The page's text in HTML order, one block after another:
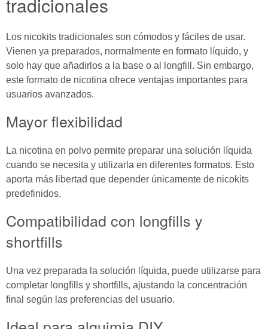
Los nicokits tradicionales son cómodos y fáciles de usar.
Vienen ya preparados, normalmente en formato líquido, y
solo hay que añadirlos a la base o al longfill. Sin embargo,
este formato de nicotina ofrece ventajas importantes para
usuarios avanzados.
Mayor flexibilidad
La nicotina en polvo permite preparar una solución líquida
cuando se necesita y utilizarla en diferentes formatos. Esto
aporta más libertad que depender únicamente de nicokits
predefinidos.
Compatibilidad con longfills y
shortfills
Una vez preparada la solución líquida, puede utilizarse para
completar longfills y shortfills, ajustando la concentración
final según las preferencias del usuario.